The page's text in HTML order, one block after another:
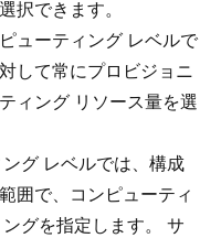
択できます。
ューティング レベルで
して常にプロビジョニ
ィング リソース量を選
グ レベルでは、構成
囲で、コンピューティ
グを指定します。 サ